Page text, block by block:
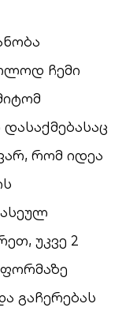
ჩემი
რომ იდეა
უკვე 2
გაჩერებას